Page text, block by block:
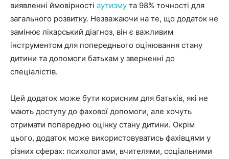
виявленні ймовірності аутизму та 98% точності для
загального розвитку. Незважаючи на те, що додаток не
замінює лікарський діагноз, він є важливим
інструментом для попереднього оцінювання стану
дитини та допомоги батькам у зверненні до
спеціалістів.
Цей додаток може бути корисним для батьків, які не
мають доступу до фахової допомоги, але хочуть
отримати попередню оцінку стану дитини. Окрім
цього, додаток може використовуватись фахівцями у
різних сферах: психологами, вчителями, соціальними